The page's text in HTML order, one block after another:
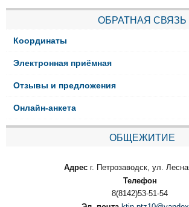
ОБРАТНАЯ СВЯЗЬ
Координаты
Электронная приёмная
Отзывы и предложения
Онлайн-анкета
ОБЩЕЖИТИЕ
Адрес г. Петрозаводск, ул.
Телефон
8(8142)53-51-54